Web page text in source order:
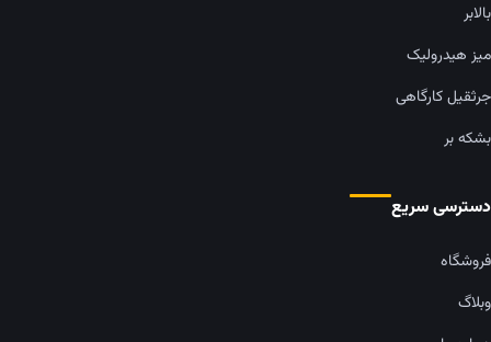
بالابر
میز هیدرولیک
جرثقیل کارگاهی
بشکه بر
دسترسی سریع
فروشگاه
وبلاگ